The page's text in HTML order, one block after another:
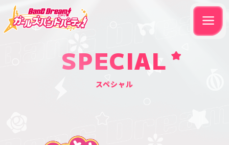
SPECIAL
スペシャル